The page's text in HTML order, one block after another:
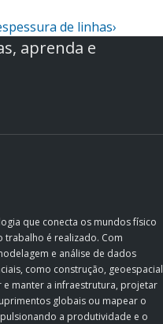
de linhas›
aprenda e
que conecta os mundos físico
trabalho é realizado. Com
e análise de dados
como construção, geoespacial
e manter a infraestrutura, projetar
globais ou mapear o
a produtividade e o